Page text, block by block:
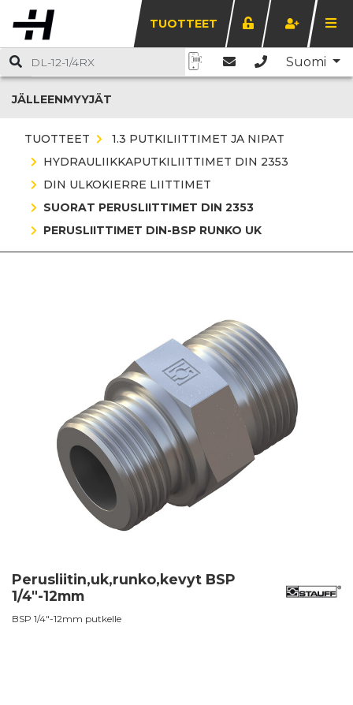
TUOTTEET
Suomi
JÄLLEENMYYJÄT
TUOTTEET
1.3 PUTKILIITTIMET JA NIPAT
HYDRAULIIKKAPUTKILIITTIMET DIN 2353
DIN ULKOKIERRE LIITTIMET
SUORAT PERUSLIITTIMET DIN 2353
PERUSLIITTIMET DIN-BSP RUNKO UK
Perusliitin,uk,runko,kevyt BSP
1/4"-12mm
BSP 1/4"-12mm putkelle